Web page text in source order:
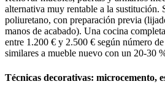
alternativa muy rentable a la sustitución.
poliuretano, con preparación previa
manos de acabado). Una cocina
entre 1.200 € y 2.500 € según número
similares a mueble nuevo con un 20-30
Técnicas decorativas: microcemento,